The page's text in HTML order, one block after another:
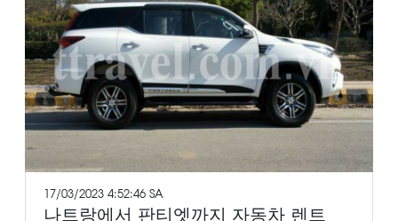
17/03/2023 4:52:46 SA
나트랑에서 판티엣까지 자동차 렌트